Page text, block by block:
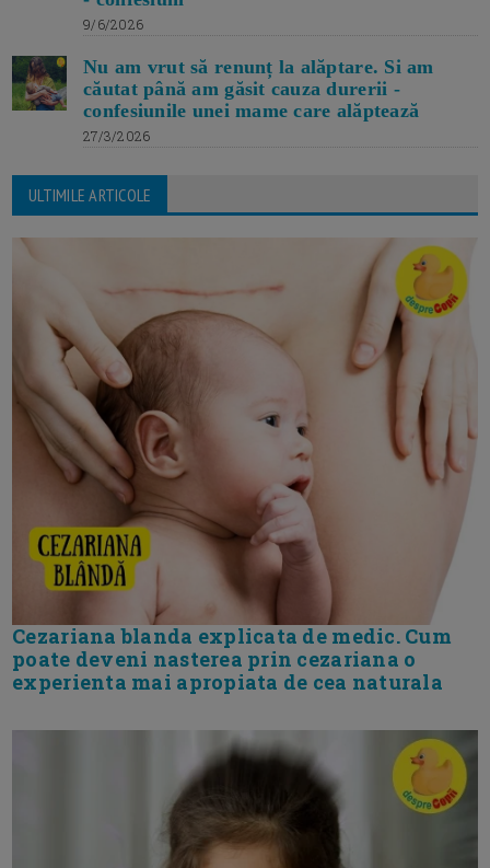
9/6/2026
Nu am vrut să renunț la alăptare. Si am
căutat până am găsit cauza durerii -
confesiunile unei mame care alăptează
27/3/2026
ULTIMILE ARTICOLE
Cezariana blanda explicata de medic. Cum
poate deveni nasterea prin cezariana o
experienta mai apropiata de cea naturala